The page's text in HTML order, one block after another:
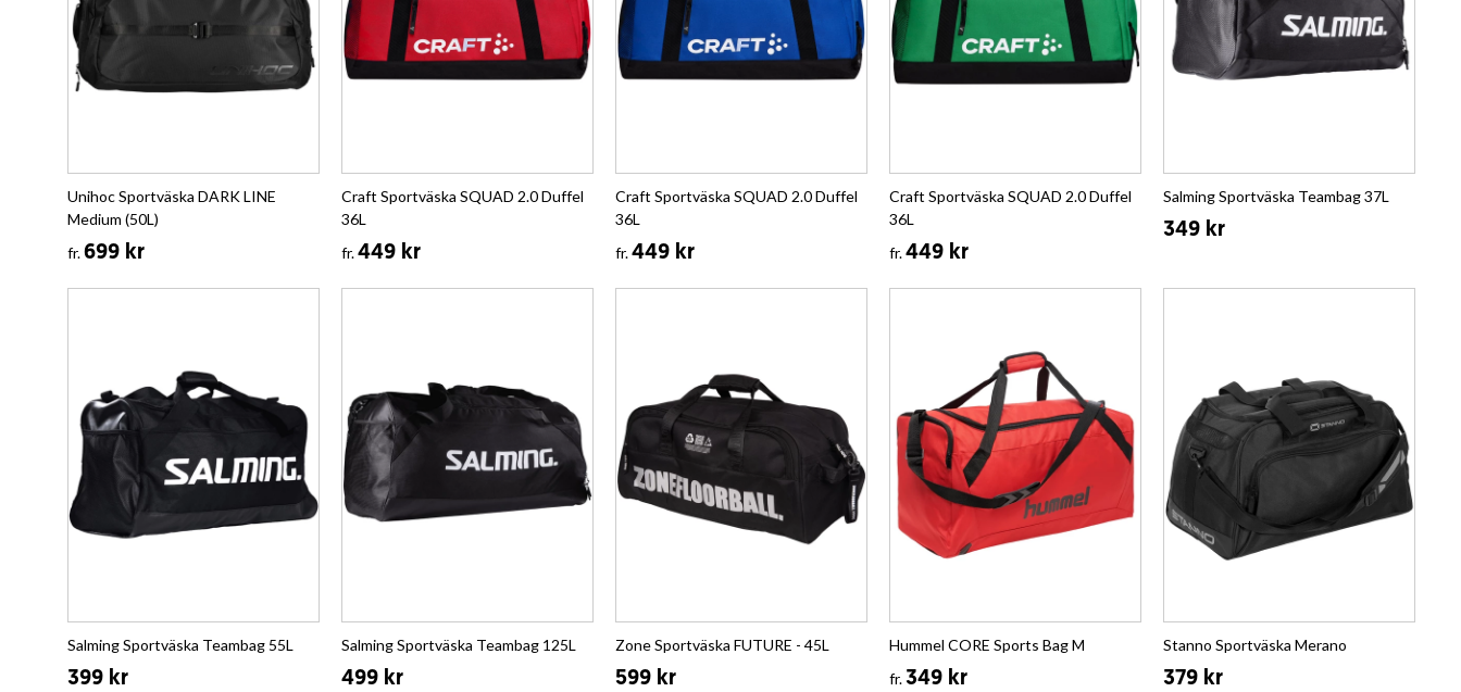
Unihoc Sportväska DARK LINE
Medium (50L)
fr.699 kr
Craft Sportväska SQUAD 2.0 Duffel
36L
fr.449 kr
Craft Sportväska SQUAD 2.0 Duffel
36L
fr.449 kr
Craft Sportväska SQUAD 2.0 Duffel
36L
fr.449 kr
Salming Sportväska Teambag 37L
349 kr
Salming Sportväska Teambag 55L
399 kr
Salming Sportväska Teambag 125L
499 kr
Zone Sportväska FUTURE - 45L
599 kr
Hummel CORE Sports Bag M
fr.349 kr
Stanno Sportväska Merano
379 kr